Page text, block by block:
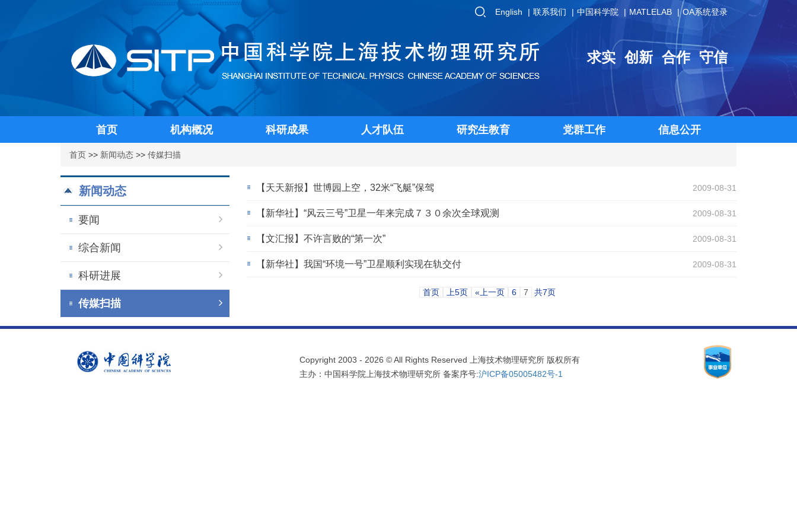
English 联系我们 中国科学院 MATLELAB OA系统登录
求实 创新 合作 守信
首页 机构概况 科研成果 人才队伍 研究生教育 党群工作 信息公开
首页 >> 新闻动态 >> 传媒扫描
新闻动态
要闻
综合新闻
科研进展
传媒扫描
【天天新报】世博园上空，32米“飞艇”保驾 2009-08-31
【新华社】“风云三号”卫星一年来完成７３０余次全球观测 2009-08-31
【文汇报】不许言败的“第一次” 2009-08-31
【新华社】我国“环境一号”卫星顺利实现在轨交付 2009-08-31
首页 上5页 «上一页 6 7 共7页
Copyright 2003 - 2026 © All Rights Reserved 上海技术物理研究所 版权所有
主办：中国科学院上海技术物理研究所 备案序号:沪ICP备05005482号-1